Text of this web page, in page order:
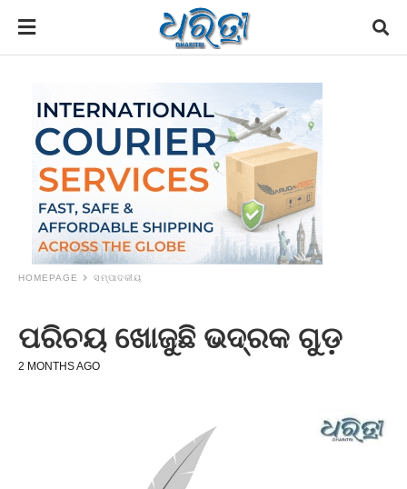
HOMEPAGE ସମ୍ପାଦକୀୟ
ପରିଚୟ ଖୋଜୁଛି ଭଦ୍ରକ ଗୁଡ଼
2 MONTHS AGO